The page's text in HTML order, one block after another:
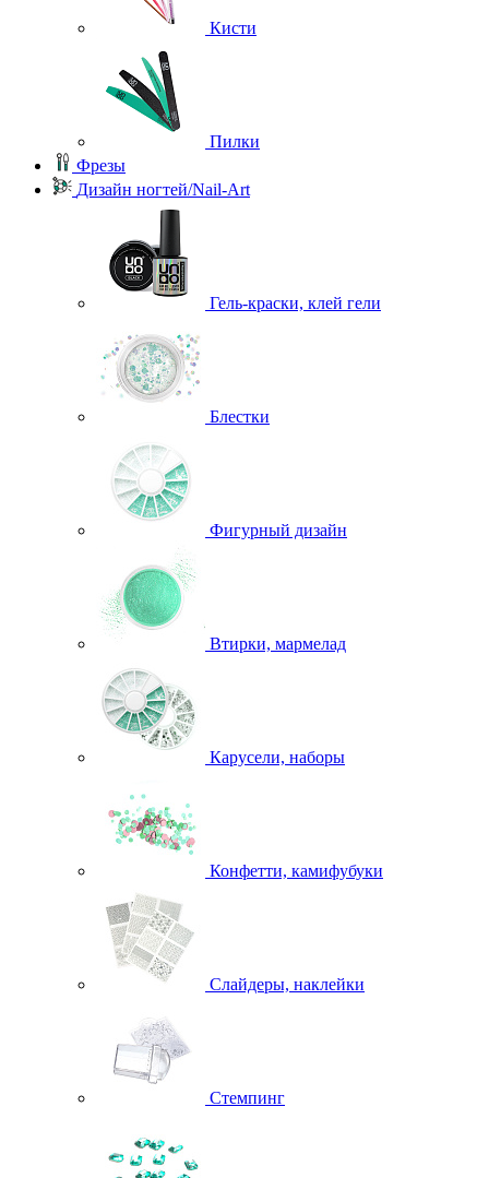
Кисти
Пилки
Фрезы
Дизайн ногтей/Nail-Art
Гель-краски, клей гели
Блестки
Фигурный дизайн
Втирки, мармелад
Карусели, наборы
Конфетти, камифубуки
Слайдеры, наклейки
Стемпинг